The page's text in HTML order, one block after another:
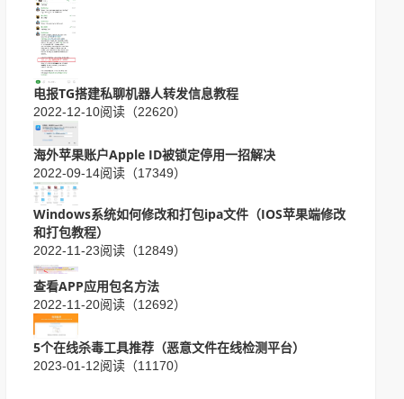
电报TG搭建私聊机器人转发信息教程
2022-12-10阅读（22620）
海外苹果账户Apple ID被锁定停用一招解决
2022-09-14阅读（17349）
Windows系统如何修改和打包ipa文件（IOS苹果端修改
和打包教程）
2022-11-23阅读（12849）
查看APP应用包名方法
2022-11-20阅读（12692）
5个在线杀毒工具推荐（恶意文件在线检测平台）
2023-01-12阅读（11170）